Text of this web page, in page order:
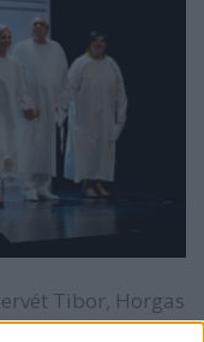
Tibor, Horgas
Zsurzs Kati